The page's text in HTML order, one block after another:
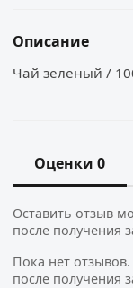
Описание
Чай зеленый /
Оценки 0
Оставить отзыв
после получения
Пока нет
после получения